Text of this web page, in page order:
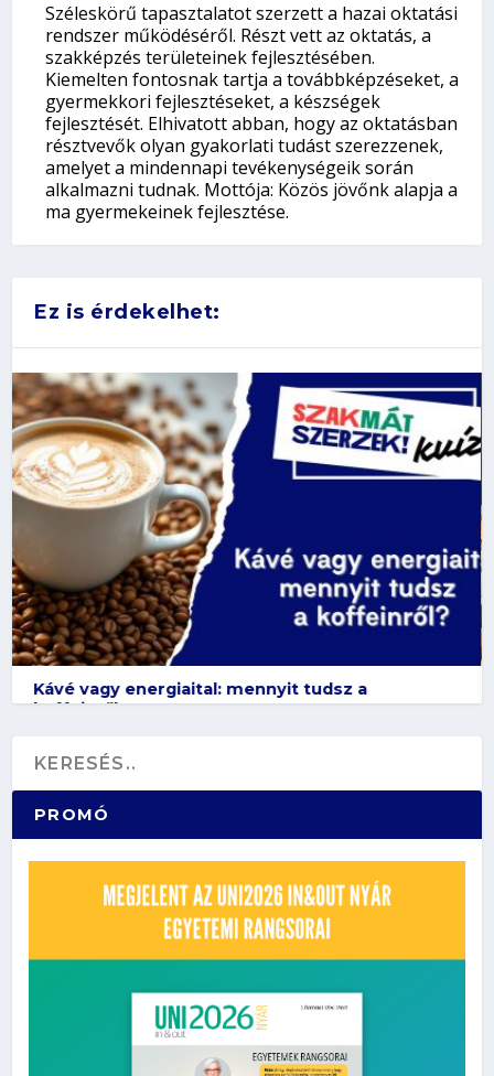
Széleskörű tapasztalatot szerzett a hazai oktatási
rendszer működéséről. Részt vett az oktatás, a
szakképzés területeinek fejlesztésében.
Kiemelten fontosnak tartja a továbbképzéseket, a
gyermekkori fejlesztéseket, a készségek
fejlesztését. Elhivatott abban, hogy az oktatásban
résztvevők olyan gyakorlati tudást szerezzenek,
amelyet a mindennapi tevékenységeik során
alkalmazni tudnak. Mottója: Közös jövőnk alapja a
ma gyermekeinek fejlesztése.
Ez is érdekelhet:
Kávé vagy energiaital: mennyit tudsz a
koffeinről?
PROMÓ